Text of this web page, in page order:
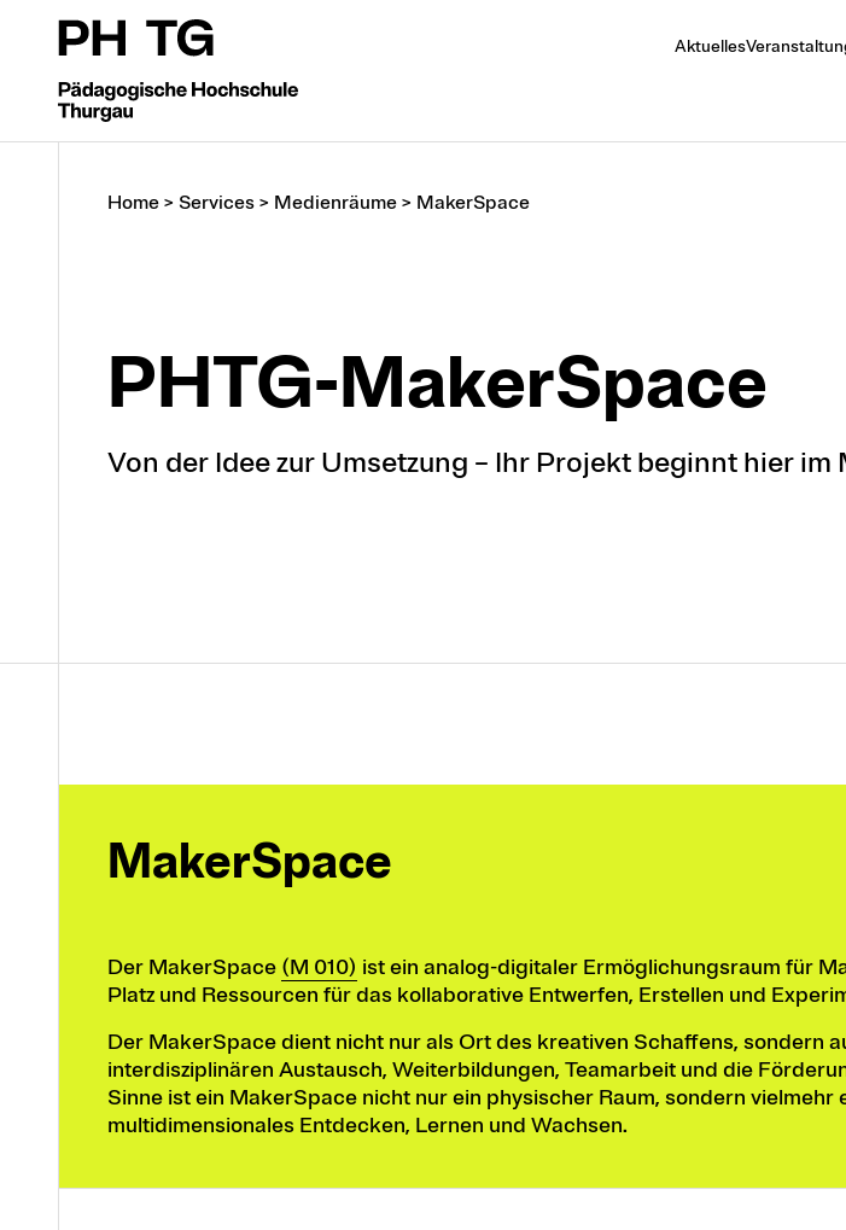
Aktuelles
Home > Services > Medienräume > MakerSpace
PHTG-MakerSpace
Von der Idee zur Umsetzung – Ihr Projekt beginnt hier im
MakerSpace
Der MakerSpace (M 010) ist ein analog-digitaler Ermöglichungsraum für
Platz und Ressourcen für das kollaborative Entwerfen, Erstellen und
Der MakerSpace dient nicht nur als Ort des kreativen Schaffens, sondern
interdisziplinären Austausch, Weiterbildungen, Teamarbeit und die
Sinne ist ein MakerSpace nicht nur ein physischer Raum, sondern vielmehr
multidimensionales Entdecken, Lernen und Wachsen.